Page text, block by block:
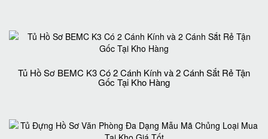
Tủ Hồ Sơ BEMC K3 Có 2 Cánh Kính và 2 Cánh Sắt Rẻ Tận
Gốc Tại Kho Hàng